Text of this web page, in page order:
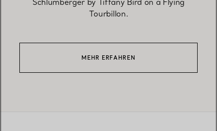
Tourbillon.
MEHR ERFAHREN